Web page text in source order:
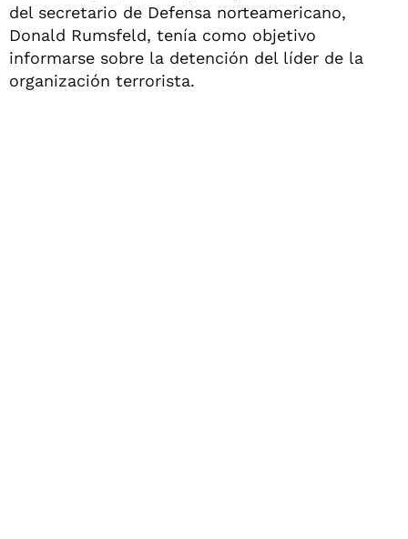
del secretario de Defensa norteamericano,
Donald Rumsfeld, tenía como objetivo
informarse sobre la detención del líder de la
organización terrorista.